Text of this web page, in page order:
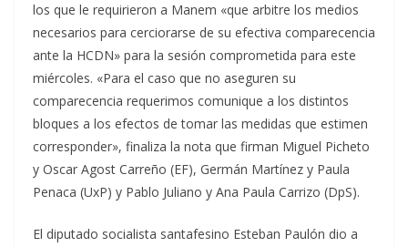
los que le requirieron a Manem «que arbitre los medios
necesarios para cerciorarse de su efectiva comparecencia
ante la HCDN» para la sesión comprometida para este
miércoles. «Para el caso que no aseguren su
comparecencia requerimos comunique a los distintos
bloques a los efectos de tomar las medidas que estimen
corresponder», finaliza la nota que firman Miguel Picheto
y Oscar Agost Carreño (EF), Germán Martínez y Paula
Penaca (UxP) y Pablo Juliano y Ana Paula Carrizo (DpS).
El diputado socialista santafesino Esteban Paulón dio a